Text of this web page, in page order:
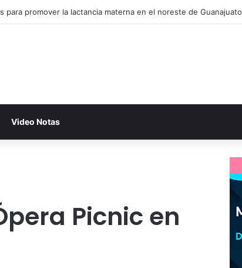
para promover la lactancia materna en el noreste de Guanajuato
Video Notas
Picnic en